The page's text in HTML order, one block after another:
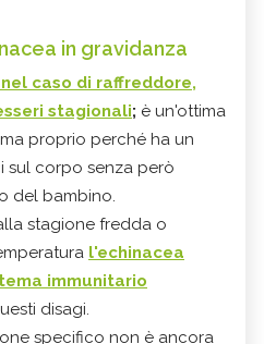
in gravidanza
nel caso di raffreddore,
stagionali; è un'ottima
proprio perché ha un
sul corpo senza però
del bambino.
stagione fredda o
l'echinacea
immunitario
disagi.
specifico non è ancora